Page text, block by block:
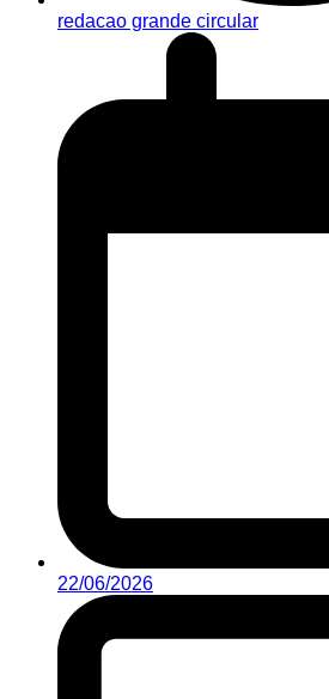
redacao grande circular
22/06/2026